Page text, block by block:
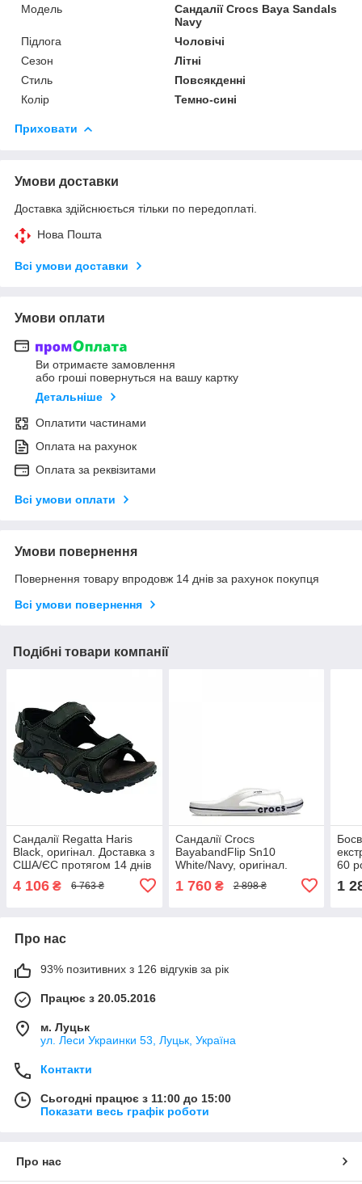
Мoдель
Сандалії Crocs Baya Sandals
Navy
Підлога
Чоловічі
Сезон
Літні
Стиль
Повсякденні
Колір
Темно-сині
Приховати
Умови доставки
Доставка здійснюється тільки по передоплаті.
Нова Пошта
Всі умови доставки
Умови оплати
Ви отримаєте замовлення
або гроші повернуться на вашу картку
Детальніше
Оплатити частинами
Оплата на рахунок
Оплата за реквізитами
Всі умови оплати
Умови повернення
Повернення товару впродовж 14 днів за рахунок покупця
Всі умови повернення
Подібні товари компанії
Сандалії Regatta Haris
Black, оригінал. Доставка з
США/ЄС протягом 14 днів
4 106 ₴ 6 763 ₴
Сандалії Crocs
BayabandFlip Sn10
White/Navy, оригінал.
протягом 14 днів
1 760₴ 2 898 ₴
60
ЄС
1
Про нас
93% позитивних з 126 відгуків за рік
Працює з 20.05.2016
м. Луцьк
ул. Леси Украинки 53, Луцьк, Україна
Контакти
Сьогодні працює з 11:00 до 15:00
Показати весь графік роботи
Про нас